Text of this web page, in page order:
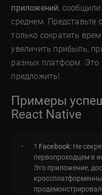
приложений, сообщили
среднем. Представьте
только сократить
увеличить прибыль,
разных платформ.
предложить!
Примеры
React Native
? Facebook: Не
первопроходцем в
Это приложение,